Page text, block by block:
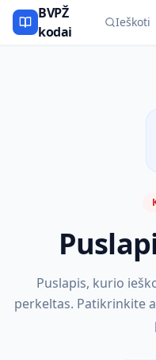
BVPŽ
kodai
Ieškoti
Puslapis, kurio
perkeltas. Patikrinkite